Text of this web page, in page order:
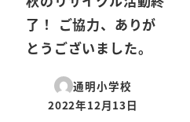
了！ ご協力、ありが
とうございました。
通明小学校
投稿日
2022年12月13日